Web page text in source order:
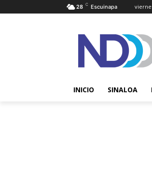
28 C Escuinapa
INICIO SINALOA